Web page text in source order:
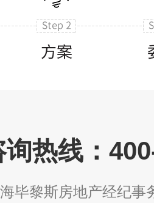
热线：
毕黎斯房地产经纪事